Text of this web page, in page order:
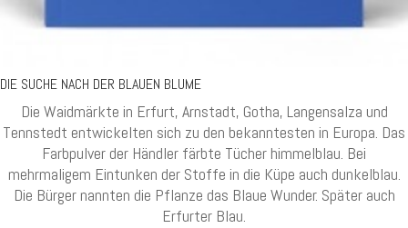
DIE SUCHE NACH DER BLAUEN BLUME
Die Waidmärkte in Erfurt, Arnstadt, Gotha, Langensalza und
Tennstedt entwickelten sich zu den bekanntesten in Europa. Das
Farbpulver der Händler färbte Tücher himmelblau. Bei
mehrmaligem Eintunken der Stoffe in die Küpe auch dunkelblau.
Die Bürger nannten die Pflanze das Blaue Wunder. Später auch
Erfurter Blau.